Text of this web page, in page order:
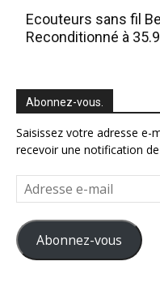
Ecouteurs sans fil
Reconditionné à
Abonnez-vous.
Saisissez votre adresse e-
recevoir une notification
Adresse
e-
mail
Abonnez-vous